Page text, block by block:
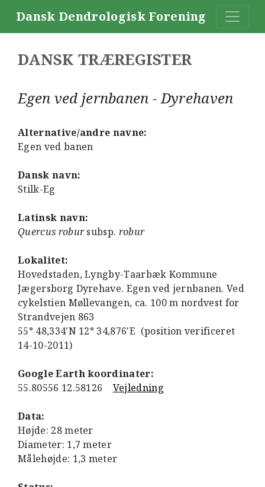
Dansk Dendrologisk Forening
DANSK TRÆREGISTER
Egen ved jernbanen - Dyrehaven
Alternative/andre navne:
Egen ved banen
Dansk navn:
Stilk-Eg
Latinsk navn:
Quercus robursubsp. robur
Lokalitet:
Hovedstaden, Lyngby-Taarbæk Kommune
Jægersborg Dyrehave. Egen ved jernbanen. Ved
cykelstien Møllevangen, ca. 100 m nordvest for
Strandvejen 863
55° 48,334'N 12° 34,876'E (position verificeret
14-10-2011)
Google Earth koordinater:
55.80556 12.58126 Vejledning
Data:
Højde: 28 meter
Diameter: 1,7 meter
Målehøjde: 1,3 meter